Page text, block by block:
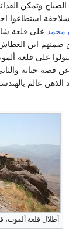
وتمكن
محمد على قلعة
ضمنهم ابن العطاش
على قلعة
قصة حياته
الذهن عالم
أطلال قلعة